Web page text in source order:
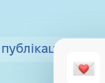
публікації